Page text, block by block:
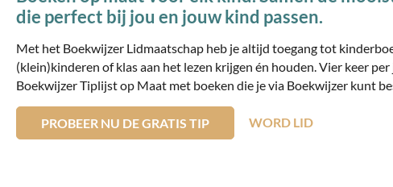
die perfect bij jou en jouw kind passen.
Met het Boekwijzer Lidmaatschap heb je altijd toegang tot
(klein)kinderen of klas aan het lezen krijgen én houden. Vier keer
Boekwijzer Tiplijst op Maat met boeken die je via Boekwijzer kunt
PROBEER NU DE GRATIS TIP WORD LID